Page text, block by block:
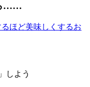
……
ほど美味しくするお
しよう